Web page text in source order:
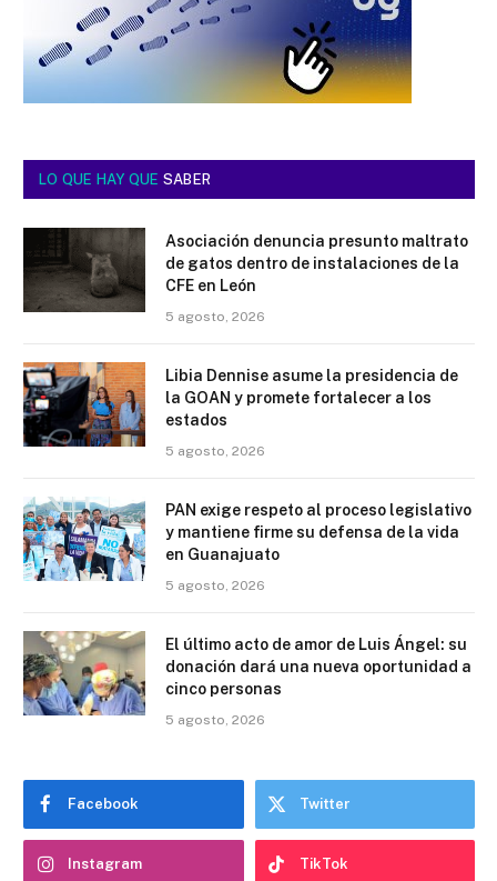
LO QUE HAY QUE SABER
Asociación denuncia presunto maltrato
de gatos dentro de instalaciones de la
CFE en León
5 agosto, 2026
Libia Dennise asume la presidencia de
la GOAN y promete fortalecer a los
estados
5 agosto, 2026
PAN exige respeto al proceso legislativo
y mantiene firme su defensa de la vida
en Guanajuato
5 agosto, 2026
El último acto de amor de Luis Ángel: su
donación dará una nueva oportunidad a
cinco personas
5 agosto, 2026
Facebook Twitter
Instagram TikTok